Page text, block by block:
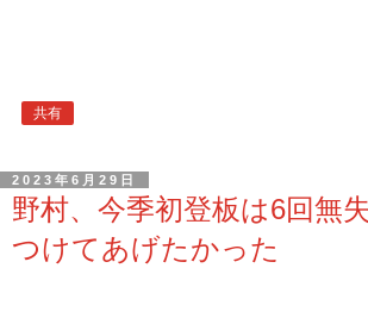
共有
2023年6月29日
野村、今季初登板は6回無
つけてあげたかった